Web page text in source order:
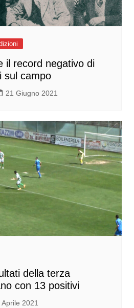
il record negativo di
sul campo
21 Giugno 2021
della terza
con 13 positivi
Aprile 2021